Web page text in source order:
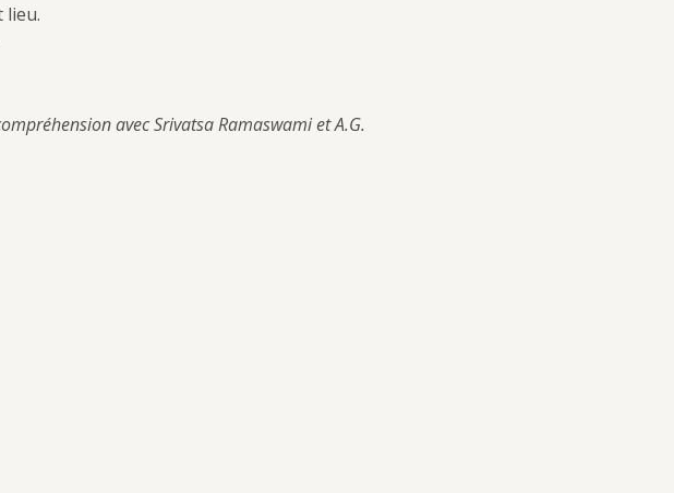
lieu.
avec Srivatsa Ramaswami et A.G.